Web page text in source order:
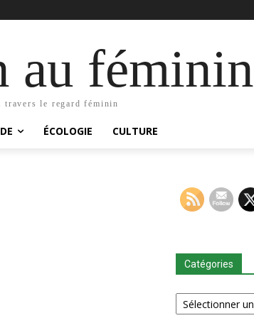
au féminin
travers le regard féminin
ÉCOLOGIE CULTURE
Catégories
Catégories